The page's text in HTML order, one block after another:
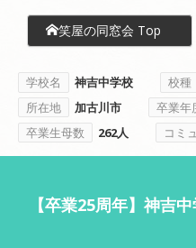
笑屋の同窓会 Top
学校名 神吉中学校 校種
所在地
加古川市 卒業年
卒業生母数
262人 コミ
【卒業25周年】神吉